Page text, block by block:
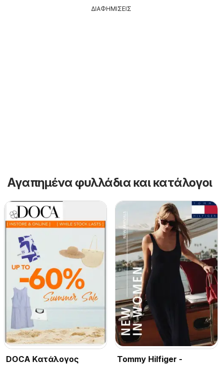
ΔΙΑΦΗΜΙΣΕΙΣ
Αγαπημένα φυλλάδια και κατάλογοι
DOCA Kατάλογος
Tommy Hilfiger -